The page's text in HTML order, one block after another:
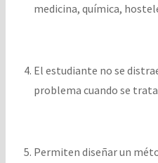
medicina, química,
El estudiante no se
problema cuando se
Permiten diseñar un